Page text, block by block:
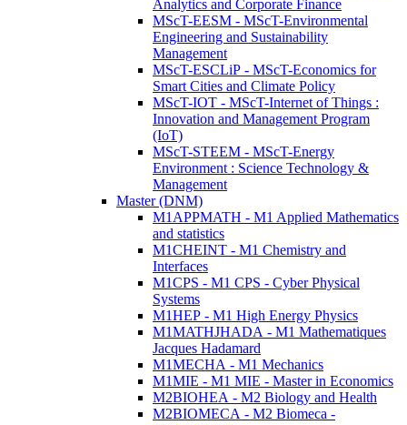
Analytics and Corporate Finance
MScT-EESM - MScT-Environmental
Engineering and Sustainability
Management
MScT-ESCLiP - MScT-Economics for
Smart Cities and Climate Policy
MScT-IOT - MScT-Internet of Things :
Innovation and Management Program
(IoT)
MScT-STEEM - MScT-Energy
Environment : Science Technology &
Management
Master (DNM)
M1APPMATH - M1 Applied Mathematics
and statistics
M1CHEINT - M1 Chemistry and
Interfaces
M1CPS - M1 CPS - Cyber Physical
Systems
M1HEP - M1 High Energy Physics
M1MATHJHADA - M1 Mathematiques
Jacques Hadamard
M1MECHA - M1 Mechanics
M1MIE - M1 MIE - Master in Economics
M2BIOHEA - M2 Biology and Health
M2BIOMECA - M2 Biomeca -